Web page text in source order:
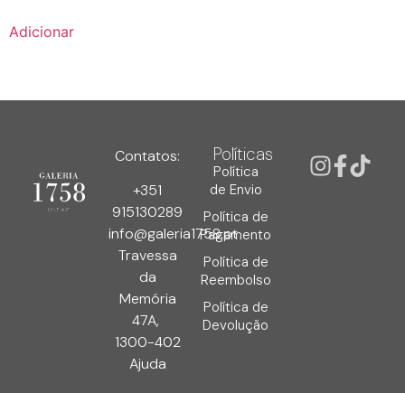
Adicionar
Contatos:
+351
915130289
info@galeria1758.pt
Travessa
da
Memória
47A,
1300-402
Ajuda
Políticas
Política
de Envio
Política de
Pagamento
Política de
Reembolso
Política de
Devolução